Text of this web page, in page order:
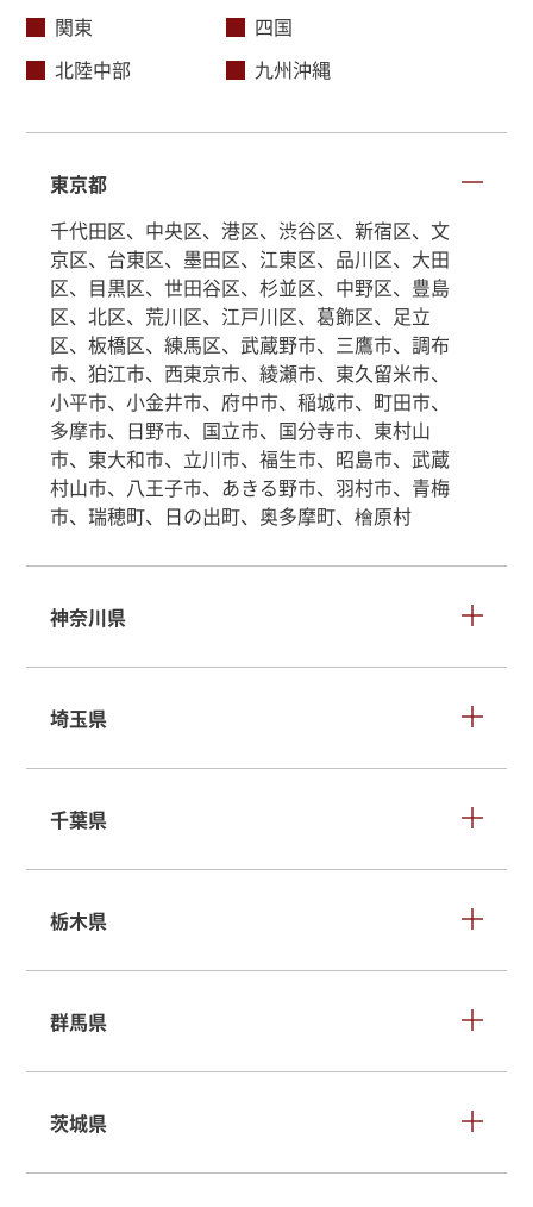
関東
北陸中部
四国
九州沖縄
東京都
千代田区、中央区、港区、渋谷区、新宿区、文
京区、台東区、墨田区、江東区、品川区、大田
区、目黒区、世田谷区、杉並区、中野区、豊島
区、北区、荒川区、江戸川区、葛飾区、足立
区、板橋区、練馬区、武蔵野市、三鷹市、調布
市、狛江市、西東京市、綾瀬市、東久留米市、
小平市、小金井市、府中市、稲城市、町田市、
多摩市、日野市、国立市、国分寺市、東村山
市、東大和市、立川市、福生市、昭島市、武蔵
村山市、八王子市、あきる野市、羽村市、青梅
市、瑞穂町、日の出町、奥多摩町、檜原村
神奈川県
埼玉県
千葉県
栃木県
群馬県
茨城県